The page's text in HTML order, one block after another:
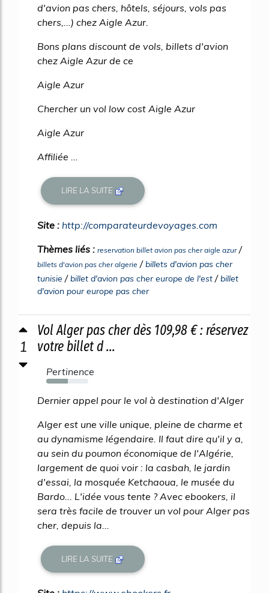
d'avion pas chers, hôtels, séjours, vols pas
chers,...) chez Aigle Azur.
Bons plans discount de vols, billets d'avion
chez Aigle Azur de ce
Aigle Azur
Chercher un vol low cost Aigle Azur
Aigle Azur
Affiliée ...
LIRE LA SUITE
Site : http://comparateurdevoyages.com
Thèmes liés : reservation billet avion pas cher aigle azur/
billets d'avion pas cher algerie / billets d'avion pas cher
tunisie / billet d'avion pas cher europe de l'est / billet
d'avion pour europe pas cher
1
Vol Alger pas cher dès 109,98 € : réservez
votre billet d ...
Pertinence
51%
Dernier appel pour le vol à destination d'Alger
Alger est une ville unique, pleine de charme et
au dynamisme légendaire. Il faut dire qu'il y a,
au sein du poumon économique de l'Algérie,
largement de quoi voir : la casbah, le jardin
d'essai, la mosquée Ketchaoua, le musée du
Bardo... L'idée vous tente ? Avec ebookers, il
sera très facile de trouver un vol pour Alger pas
cher, depuis la...
LIRE LA SUITE